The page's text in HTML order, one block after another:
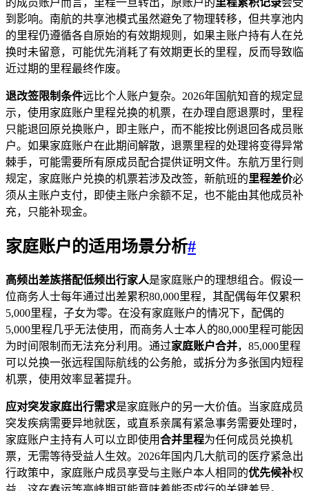
的成员账户而言，里程一旦转出，原账户的里程累积记录会受
到影响。南航的共享池模式虽然避免了物理转移，但共享池内
的里程仍遵循各自原始的有效期规则，如果主账户持有人在兑
换时未留意，可能优先消耗了有效期更长的里程，反而导致临
近过期的里程最终作废。
退改签限制条件远比个人账户复杂。2026年国航知音的规定显
示，使用家庭账户里程兑换的机票，在办理自愿退票时，里程
只能退回原兑换账户，即主账户，而不能按比例退回各成员账
户。如果家庭账户在此期间解散，退票里程的处理将变得异常
棘手，可能需要所有原成员配合提供证明文件。东航万里行则
规定，家庭账户兑换的机票若涉及改签，新航班的里程差价必
须从主账户支付，即使主账户余额不足，也不能由其他成员补
充，只能补现金。
家庭账户的适用场景分析#
高频出差族搭配低频出行家人是家庭账户的理想组合。假设一
位商务人士每年通过出差累积80,000里程，其配偶每年仅累积
5,000里程，子女为零。在没有家庭账户的情况下，配偶的
5,000里程几乎无法使用，而商务人士本人的80,000里程可能因
为时间限制而无法充分利用。通过家庭账户合并，85,000里程
可以兑换一张远程国际航线的公务舱，或拆分为多张国内短程
机票，使用效率显著提升。
应对突发家庭出行需求是家庭账户的另一大价值。当家庭成员
突发疾病需要异地就医，或直系亲属有紧急事务需要处理时，
家庭账户主持有人可以立即使用合并里程为任何成员兑换机
票，无需等待受益人生效。2026年国内几大航司的医疗紧急出
行政策中，家庭账户成员享受与主账户本人相同的优先候补权